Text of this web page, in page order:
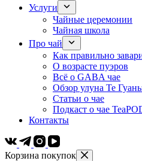
Услуги
Чайные церемонии
Чайная школа
Про чай
Как правильно
О возрасте пуэров
Всё о GABA чае
Обзор улуна Те
Статьи о чае
Подкаст о чае
Контакты
Корзина покупок